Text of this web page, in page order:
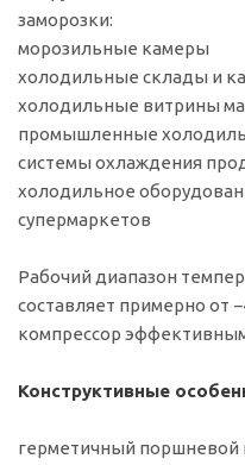
заморозки:
морозильные камеры
холодильные склады и
холодильные витрины
промышленные
системы охлаждения
холодильное
супермаркетов
Рабочий диапазон
составляет примерно от
компрессор
Конструктивные
герметичный поршневой